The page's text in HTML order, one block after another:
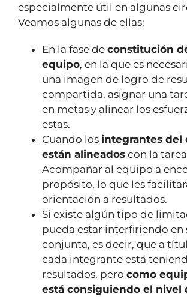
especialmente útil en algunas
Veamos algunas de ellas:
En la fase de constitución
equipo, en la que es
una imagen de logro de
compartida, asignar una
en metas y alinear los
estas.
Cuando los integrantes del
están alineados con la
Acompañar al equipo a
propósito, lo que les
orientación a resultados.
Si existe algún tipo de
pueda estar interfiriendo en
conjunta, es decir, que a
cada integrante está
resultados, pero como
está consiguiendo el nivel